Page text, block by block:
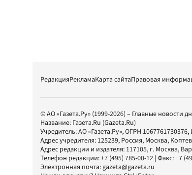
РедакцияРекламаКарта сайтаПравовая
© АО «Газета.Ру» (1999-2026) – Главные новости
Название: Газета.Ru (Gazeta.Ru)
Учредитель:АО «Газета.Ру», ОГРН
Адрес учредителя: 125239, Россия, Москва,
Адрес редакции и издателя: 117105, г. Москва,
Телефон редакции:+7 (495) 785-00-12 | Факс:+7
Электронная почта:gazeta@gazeta.ru